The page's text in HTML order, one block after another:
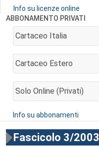
Info su licenze online
ABBONAMENTO PRIVATI
Cartaceo Italia
AGGIUNGI AL CARRELLO
Cartaceo Estero
AGGIUNGI AL CARRELLO
Solo Online (privati)
AGGIUNGI AL CARRELLO
Info su abbonamenti
Fascicolo 3/2003